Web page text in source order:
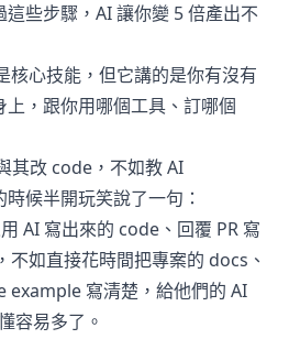
些步驟，AI 讓你變 5 倍產出不
核心技能，但它講的是你有沒有
，跟你用哪個工具、訂哪個
其改 code，不如教 AI
候半開玩笑說了一句：
AI 寫出來的 code、回覆 PR 寫
如直接花時間把專案的 docs、
寫清楚，給他們的 AI
容易多了。